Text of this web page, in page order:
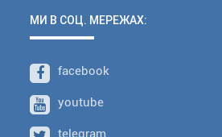
МИ В СОЦ. МЕРЕЖАХ:
facebook
youtube
telegram